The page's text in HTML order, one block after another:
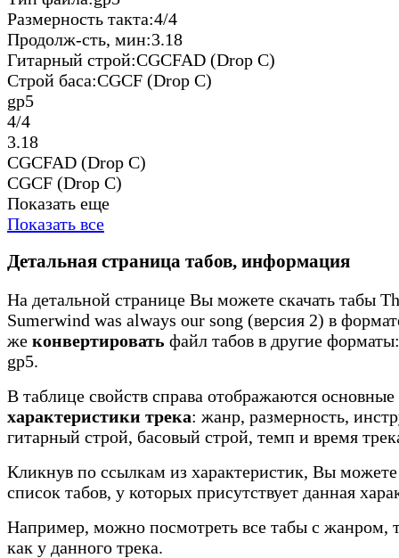
Размерность такта:4/4
Продолж-сть, мин:3.18
Гитарный строй:CGCFAD (Drop C)
Строй баса:CGCF (Drop C)
gp5
4/4
3.18
CGCFAD (Drop C)
CGCF (Drop C)
Показать еще
Показать все
Детальная страница табов, информация
На детальной странице Вы можете скачать табы
Sumerwind was always our song (версия 2) в
же конвертировать файл табов в другие
gp5.
В таблице свойств справа отображаются основные
характеристики трека: жанр, размерность,
гитарный строй, басовый строй, темп и время
Кликнув по ссылкам из характеристик, Вы
список табов, у которых присутствует данная
Например, можно посмотреть все табы с жанром,
как у данного трека.